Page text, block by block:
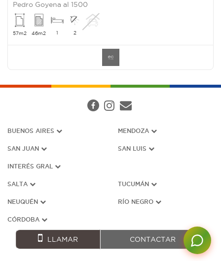
LLAMAR CONTACTAR
Pedro Goyena al 1500
57m2 46m2 1 2
BUENOS AIRES MENDOZA
SAN JUAN SAN LUIS
INTERÉS GRAL
SALTA TUCUMÁN
NEUQUÉN RÍO NEGRO
CÓRDOBA